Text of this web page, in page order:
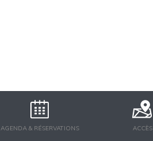
AGENDA & RÉSERVATIONS ACCÈS